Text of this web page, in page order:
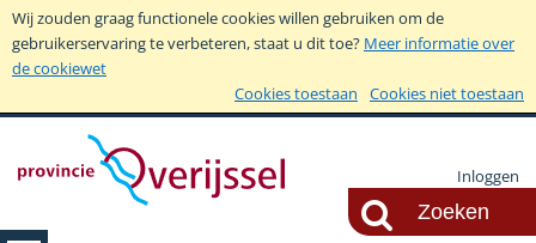
Wij zouden graag functionele cookies willen gebruiken om de
gebruikerservaring te verbeteren, staat u dit toe? Meer informatie over
de cookiewet
Cookies toestaan
Cookies niet toestaan
Inloggen